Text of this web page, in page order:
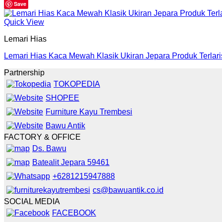
Save
Quick View
Lemari Hias
Lemari Hias Kaca Mewah Klasik Ukiran Jepara Produk
Partnership
TOKOPEDIA
SHOPEE
Furniture Kayu Trembesi
Bawu Antik
FACTORY & OFFICE
Ds. Bawu
Batealit Jepara 59461
+6281215947888
cs@bawuantik.co.id
SOCIAL MEDIA
FACEBOOK